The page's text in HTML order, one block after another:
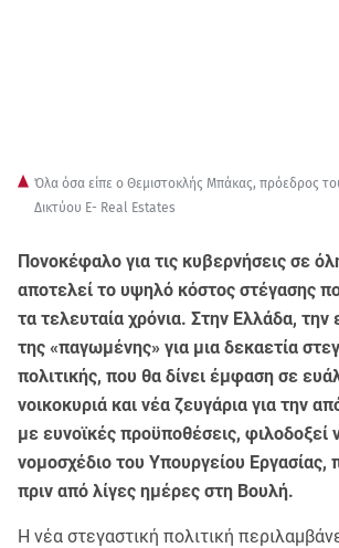
Όλα όσα είπε ο Θεμιστοκλής Μπάκας, πρόεδρος
Δικτύου E- Real Estates
Πονοκέφαλο για τις κυβερνήσεις σε
αποτελεί το υψηλό κόστος στέγασης
τα τελευταία χρόνια. Στην Ελλάδα, την
της «παγωμένης» για μια δεκαετία
πολιτικής, που θα δίνει έμφαση σε
νοικοκυριά και νέα ζευγάρια για την
με ευνοϊκές προϋποθέσεις, φιλοδοξεί
νομοσχέδιο του Υπουργείου Εργασίας,
πριν από λίγες ημέρες στη Βουλή.
Η νέα στεγαστική πολιτική